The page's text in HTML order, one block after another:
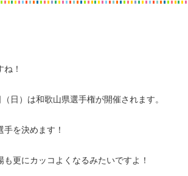
！
日）は和歌山県選手権が開催されます。
を決めます！
更にカッコよくなるみたいですよ！